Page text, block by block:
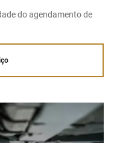
do agendamento de